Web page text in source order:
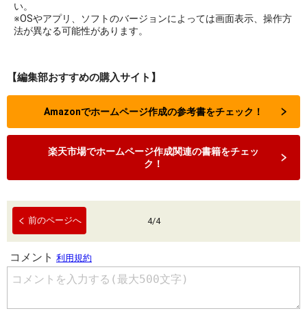
い。
※OSやアプリ、ソフトのバージョンによっては画面表示、操作方
法が異なる可能性があります。
【編集部おすすめの購入サイト】
Amazonでホームページ作成の参考書をチェック！
楽天市場でホームページ作成関連の書籍をチェッ
ク！
前のページへ 4/4